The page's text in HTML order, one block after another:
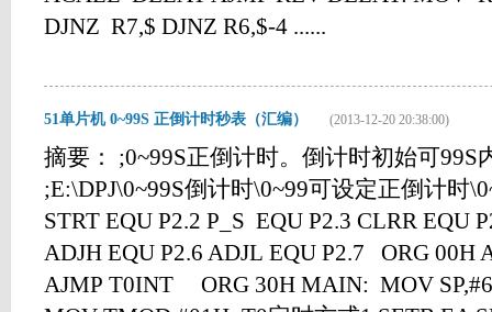
DJNZ R7,$ DJNZ R6,$-4 ......
51单片机 0~99S 正倒计时秒表（汇编） (2013-12-20 20:38:00)
摘要： ;0~99S正倒计时。倒计时初始可99S
;E:\DPJ\0~99S倒计时\0~99可设定正倒计时
STRT EQU P2.2 P_S EQU P2.3 CLRR EQU
ADJH EQU P2.6 ADJL EQU P2.7 ORG 00H
AJMP T0INT ORG 30H MAIN: MOV